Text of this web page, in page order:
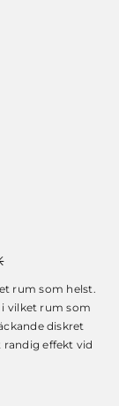
rum som helst.
vilket rum som
diskret
effekt vid